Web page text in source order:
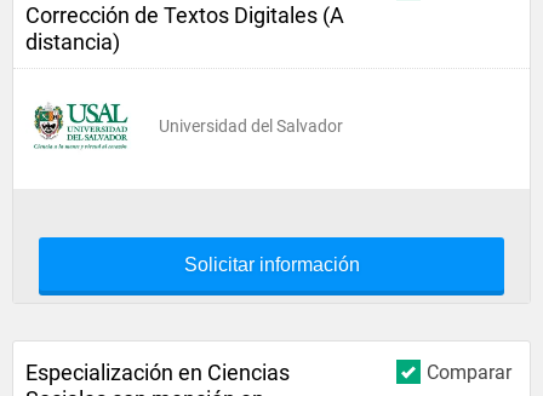
Corrección de Textos Digitales (A
distancia)
Universidad del Salvador
Solicitar información
Comparar
Especialización en Ciencias